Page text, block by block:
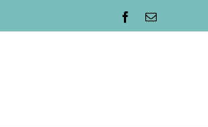
Facebook
Email